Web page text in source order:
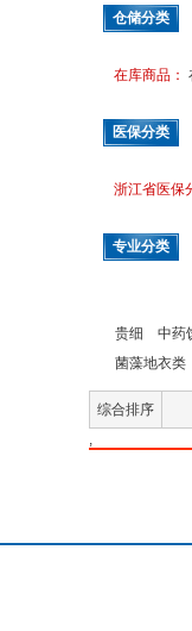
仓储分类
在库商品：
医保分类
浙江省医保
专业分类
贵细 中药
菌藻地衣类
综合排序
,